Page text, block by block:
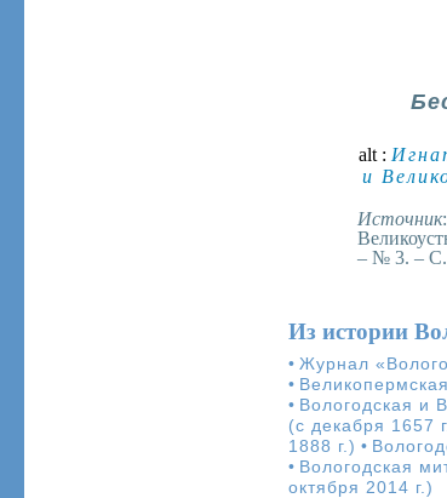
alt :
и
Источник
– № 3. – С.
Из истории
• Журнал
•
• Вологодская и
(с декабря 1657
1888 г.) •
• Вологодская
октября 2014 г.)